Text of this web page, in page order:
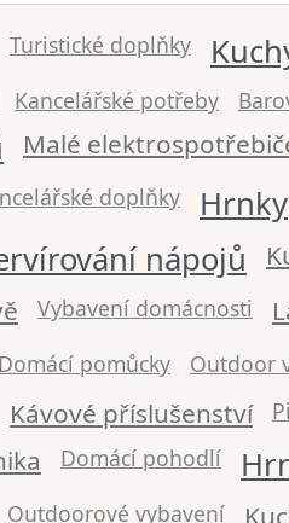
Turistické doplňky
Kancelářské potřeby
Malé
doplňky Hrnky
nápojů
Vybavení domácnosti
Domácí pomůcky Outdoor
Kávové příslušenství
Domácí pohodlí
Outdoorové vybavení